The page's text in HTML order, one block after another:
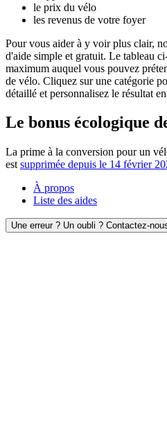
le prix du vélo
les revenus de votre foyer
Pour vous aider à y voir plus clair,
d'aide simple et gratuit. Le tableau
maximum auquel vous pouvez
de vélo. Cliquez sur une catégorie
détaillé et personnalisez le résultat
Le bonus écologique
La prime à la conversion pour un
est supprimée depuis le 14 février
À propos
Liste des aides
Une erreur ? Un oubli ? Contactez-